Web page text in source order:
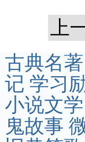
上
古典名著
记 学习
小说文学
鬼故事